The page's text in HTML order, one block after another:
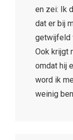
en zei: Ik
dat er bij
getwijfeld
Ook krijgt
omdat hij
word ik
weinig